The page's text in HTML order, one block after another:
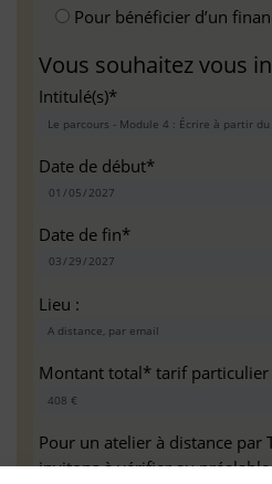
Pour bénéficier d’un
Vous souhaitez vous
Intitulé(s)*
Date de début*
Date de fin*
Lieu :
Montant total* tarif particulier
Pour un atelier à distance par
invitons à vérifier au